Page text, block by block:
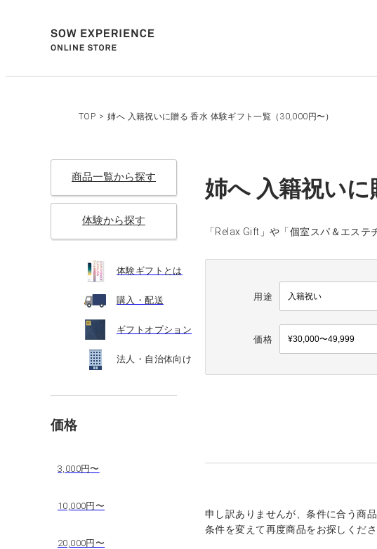
TOP > 姉へ 入籍祝いに贈る 香水 体験ギフト一覧（30,000円〜）
商品一覧から探す
体験から探す
体験ギフトとは
購入・配送
ギフトオプション
法人・自治体向け
価格
3,000円〜
10,000円〜
20,000円〜
姉へ 入籍祝いに
「Relax Gift」や「個室スパ＆エス
用途
価格
申し訳ありませんが、条件に合う商
条件を変えて再度商品をお探しくださ